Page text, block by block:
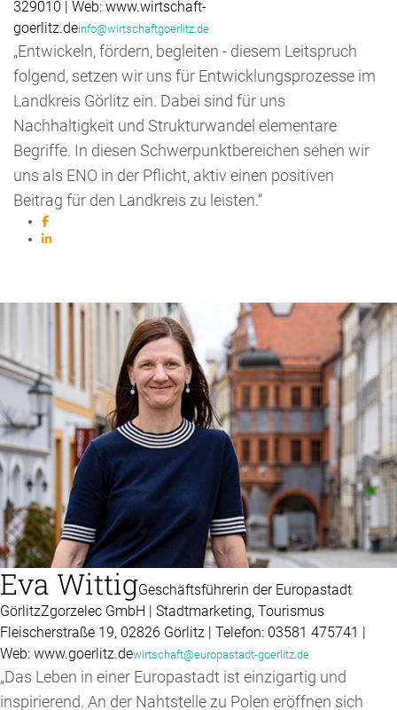
329010 | Web: www.wirtschaft-
goerlitz.deinfo@wirtschaftgoerlitz.de
„Entwickeln, fördern, begleiten - diesem Leitspruch
folgend, setzen wir uns für Entwicklungsprozesse im
Landkreis Görlitz ein. Dabei sind für uns
Nachhaltigkeit und Strukturwandel elementare
Begriffe. In diesen Schwerpunktbereichen sehen wir
uns als ENO in der Pflicht, aktiv einen positiven
Beitrag für den Landkreis zu leisten.“
Eva WittigGeschäftsführerin der Europastadt
GörlitzZgorzelec GmbH | Stadtmarketing, Tourismus
Fleischerstraße 19, 02826 Görlitz | Telefon: 03581 475741 |
Web: www.goerlitz.dewirtschaft@europastadt-goerlitz.de
„Das Leben in einer Europastadt ist einzigartig und
inspirierend. An der Nahtstelle zu Polen eröffnen sich